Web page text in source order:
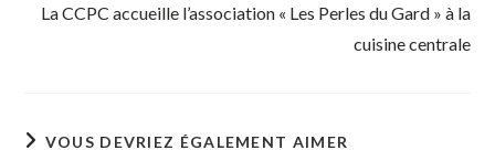
La CCPC accueille l’association « Les Perles du Gard » à la
cuisine centrale
VOUS DEVRIEZ ÉGALEMENT AIMER